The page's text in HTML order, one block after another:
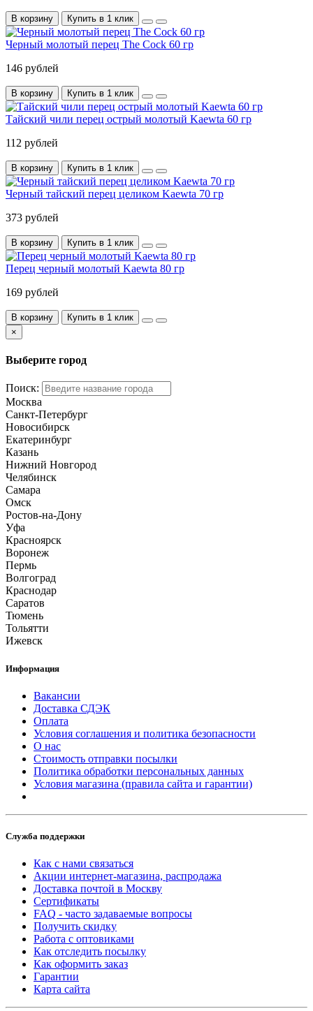
В корзину Купить в 1 клик
Черный молотый перец The Cock 60 гр
146 рублей
В корзину Купить в 1 клик
Тайский чили перец острый молотый Kaewta 60 гр
112 рублей
В корзину Купить в 1 клик
Черный тайский перец целиком Kaewta 70 гр
373 рублей
В корзину Купить в 1 клик
Перец черный молотый Kaewta 80 гр
169 рублей
В корзину
Купить в 1 клик
×
Выберите город
Поиск:
Москва
Санкт-Петербург
Новосибирск
Екатеринбург
Казань
Нижний Новгород
Челябинск
Самара
Омск
Ростов-на-Дону
Уфа
Красноярск
Воронеж
Пермь
Волгоград
Краснодар
Саратов
Тюмень
Тольятти
Ижевск
Информация
Вакансии
Доставка СДЭК
Оплата
Условия соглашения и политика безопасности
О нас
Стоимость отправки посылки
Политика обработки персональных данных
Условия магазина (правила сайта и гарантии)
Служба поддержки
Как с нами связаться
Акции интернет-магазина, распродажа
Доставка почтой в Москву
Сертификаты
FAQ - часто задаваемые вопросы
Получить скидку
Работа с оптовиками
Как отследить посылку
Как оформить заказ
Гарантии
Карта сайта